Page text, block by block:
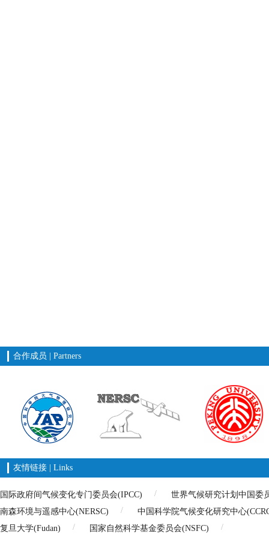
合作成员 | Partners
友情链接 | Links
国际政府间气候变化专门委员会(IPCC)
世界气候研究计划中国委
南森环境与遥感中心(NERSC)
中国科学院气候变化研究中心
复旦大学(Fudan)
国家自然科学基金委员会(NSFC)